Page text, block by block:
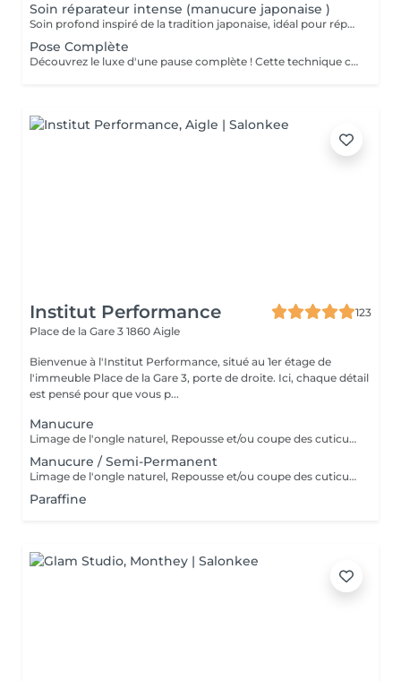
Soin réparateur intense (manucure japonaise )
Soin profond inspiré de la tradition japonaise, idéal pour réparer, renforcer et faire briller les ongles naturellement . Parfait après des poses de gel ou semi-permanent, ou pour les ongles fragilisé. Résultat : des ongles forts, lisses et brillants sans vernis .
Pose Complète
Découvrez le luxe d'une pause complète ! Cette technique consiste à offrir à vos ongles une nouvelle vie grâce à une pose d'ongles en gel ou à l'aide d'une capsule en gel. Au cours de cette séance, nos esthéticiennes expérimentées s'assurent de préparer vos ongles naturels, en les nettoyant et en les modelant pour garantir une adhésion parfaite des extensions. Le processus ne s'arrête pas là : vous aurez ensuite le choix parmi une large gamme de formes et de couleurs pour personnaliser vos ongles selon vos envies. Le résultat ? Des ongles longs et élégants, prêts à faire sensation tout en restant résistants! Offrez vous un moment de détente et de beauté, et laissez vous séduire par le savoir-faire unique de nos expertes . Prenez rendez-vous dès aujourd'hui hui pour un relooking miracle !
Institut Performance
123
Place de la Gare 3 1860 Aigle
Bienvenue à l'Institut Performance, situé au 1er étage de
l'immeuble Place de la Gare 3, porte de droite. Ici, chaque détail
est pensé pour que vous p...
Manucure
Limage de l'ongle naturel, Repousse et/ou coupe des cuticules, Hydratation intense des mains et contour des ongles.
Manucure / Semi-Permanent
Limage de l'ongle naturel, Repousse et/ou coupe des cuticules, Pose de semi-permanent, Hydratation intense des mains et contour des ongles.
Paraffine